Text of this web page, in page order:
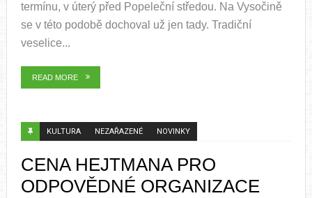
termínu, v úterý před Popeleční středou. Na Vysočině
se v této podobě dochoval už jen tady. Tradiční
veselice...
READ MORE
KULTURA NEZAŘAZENÉ NOVINKY
CENA HEJTMANA PRO
ODPOVĚDNÉ ORGANIZACE